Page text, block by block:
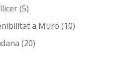
(5)
a Muro (10)
(20)